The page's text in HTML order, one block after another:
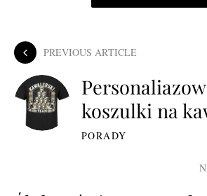
PREVIOUS ARTICLE
koszulki na
PORADY